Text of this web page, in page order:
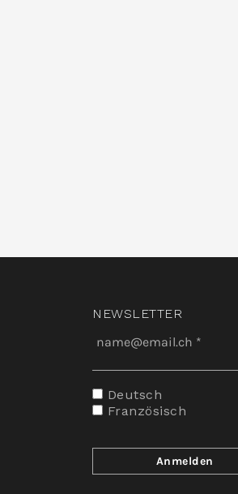
NEWSLETTER
Deutsch
Französisch